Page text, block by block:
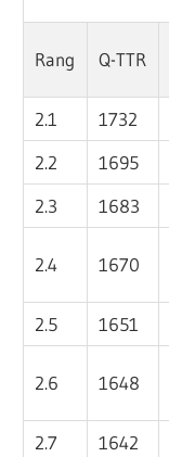
Rang Q-TTR
2.1 1732
2.2
1695
2.3
1683
2.4 1670
2.5
1651
2.6 1648
2.7
1642